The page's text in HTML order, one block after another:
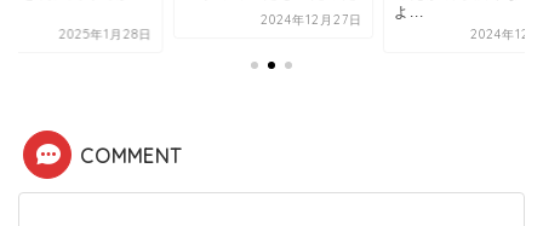
2025年1月28日
2024年12月27日
よ...
2024年12
COMMENT